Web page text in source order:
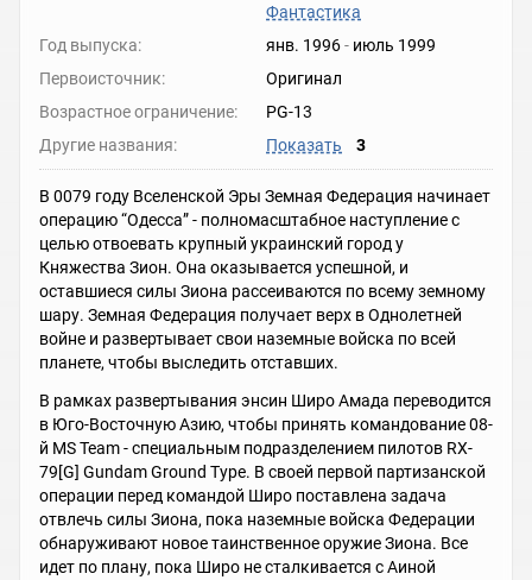
Фантастика
Год выпуска:
янв. 1996- июль 1999
Первоисточник:
Оригинал
Возрастное ограничение:
PG-13
Другие названия:
Показать 3
В 0079 году Вселенской Эры Земная Федерация начинает
операцию “Одесса” - полномасштабное наступление с
целью отвоевать крупный украинский город у
Княжества Зион. Она оказывается успешной, и
оставшиеся силы Зиона рассеиваются по всему земному
шару. Земная Федерация получает верх в Однолетней
войне и развертывает свои наземные войска по всей
планете, чтобы выследить отставших.
В рамках развертывания энсин Широ Амада переводится
в Юго-Восточную Азию, чтобы принять командование 08-
й MS Team - специальным подразделением пилотов RX-
79[G] Gundam Ground Type. В своей первой партизанской
операции перед командой Широ поставлена задача
отвлечь силы Зиона, пока наземные войска Федерации
обнаруживают новое таинственное оружие Зиона. Все
идет по плану, пока Широ не сталкивается с Аиной